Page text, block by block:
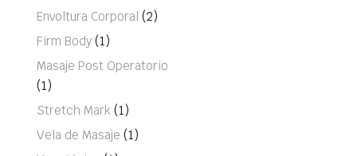
Envoltura Corporal (2)
Firm Body (1)
Masaje Post Operatorio
(1)
Stretch Mark (1)
Vela de Masaje (1)